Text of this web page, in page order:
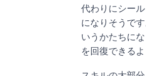
代わりにシー
になりそうで
いうかたちに
を回復できるよ